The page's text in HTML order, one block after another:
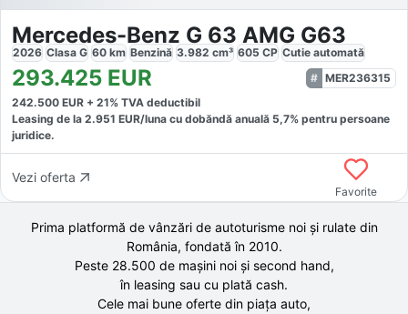
Mercedes-Benz G 63 AMG G63
2026 Clasa G 60 km Benzină 3.982 cm³ 605 CP Cutie automată
293.425 EUR
MER236315
242.500 EUR + 21% TVA deductibil
Leasing de la 2.951 EUR/luna cu dobăndă anuală 5,7% pentru persoane
juridice.
Vezi oferta
Favorite
Prima platformă de vânzări de autoturisme noi și rulate din
România, fondată în 2010.
Peste 28.500 demașini noi și second hand,
în leasing sau cu plată cash.
Cele mai bune oferte din piața auto,